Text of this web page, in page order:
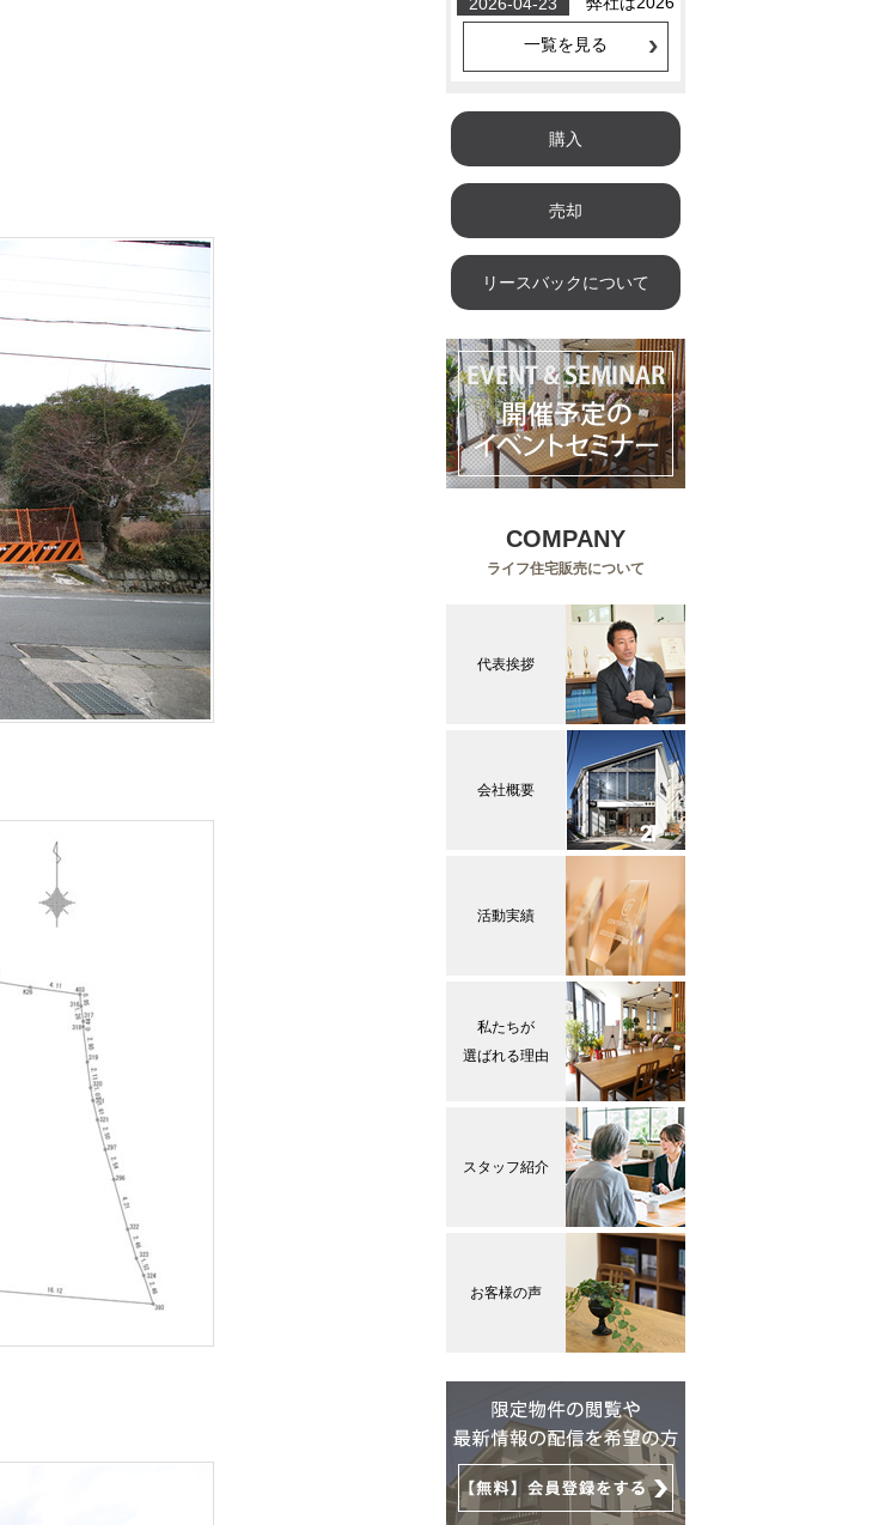
一覧を見る
購入
売却
リースバックについて
COMPANY
ライフ住宅販売について
代表挨拶
会社概要
活動実績
私たちが
選ばれる理由
スタッフ紹介
お客様の声